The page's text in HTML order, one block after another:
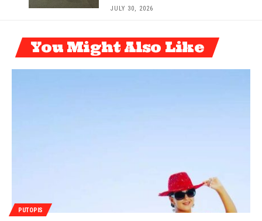
JULY 30, 2026
You Might Also Like
PUTOPIS